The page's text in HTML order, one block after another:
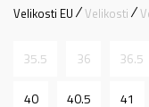
Velikosti EU Velikosti
35.5 36 36.5
40 40.5 41